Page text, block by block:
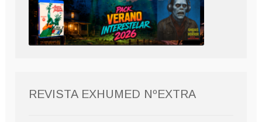
REVISTA EXHUMED NºEXTRA